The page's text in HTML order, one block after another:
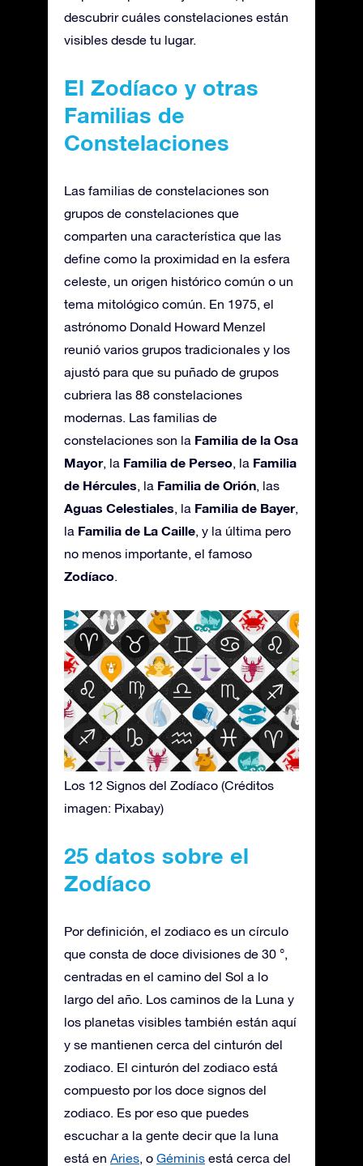
descubrir cuáles constelaciones están
visibles desde tu lugar.
El Zodíaco y otras
Familias de
Constelaciones
Las familias de constelaciones son
grupos de constelaciones que
comparten una característica que las
define como la proximidad en la esfera
celeste, un origen histórico común o un
tema mitológico común. En 1975, el
astrónomo Donald Howard Menzel
reunió varios grupos tradicionales y los
ajustó para que su puñado de grupos
cubriera las 88 constelaciones
modernas. Las familias de
constelaciones son la Familia de la Osa
Mayor, la Familia de Perseo , la Familia
de Hércules , la Familia de Orión , las
Aguas Celestiales , la Familia de Bayer,
la Familia de La Caille , y la última pero
no menos importante, el famoso
Zodíaco
Los 12 Signos del Zodíaco (Créditos
imagen: Pixabay)
25 datos sobre el
Zodíaco
Por definición, el zodiaco es un círculo
que consta de doce divisiones de 30 °,
centradas en el camino del Sol a lo
largo del año. Los caminos de la Luna y
los planetas visibles también están aquí
y se mantienen cerca del cinturón del
zodiaco. El cinturón del zodiaco está
compuesto por los doce signos del
zodiaco. Es por eso que puedes
escuchar a la gente decir que la luna
está en Aries, o Géminis está cerca del